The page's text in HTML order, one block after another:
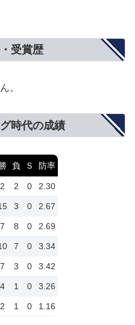
受賞歴
。
時代の成績
勝 負 Ｓ 防率
2 2 0 2.30
3 0 2.67
7 8 0 2.69
7 0 3.34
7 3 0 3.42
4 1 0 3.26
2 1 0 1.16